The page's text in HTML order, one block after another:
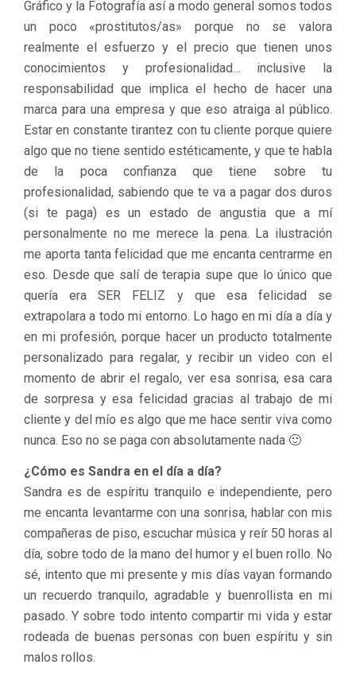
Gráfico y la Fotografía así a modo general somos todos
un poco «prostitutos/as» porque no se valora
realmente el esfuerzo y el precio que tienen unos
conocimientos y profesionalidad… inclusive la
responsabilidad que implica el hecho de hacer una
marca para una empresa y que eso atraiga al público.
Estar en constante tirantez con tu cliente porque quiere
algo que no tiene sentido estéticamente, y que te habla
de la poca confianza que tiene sobre tu
profesionalidad, sabiendo que te va a pagar dos duros
(si te paga) es un estado de angustia que a mí
personalmente no me merece la pena. La ilustración
me aporta tanta felicidad que me encanta centrarme en
eso. Desde que salí de terapia supe que lo único que
quería era SER FELIZ y que esa felicidad se
extrapolara a todo mi entorno. Lo hago en mi día a día y
en mi profesión, porque hacer un producto totalmente
personalizado para regalar, y recibir un video con el
momento de abrir el regalo, ver esa sonrisa, esa cara
de sorpresa y esa felicidad gracias al trabajo de mi
cliente y del mío es algo que me hace sentir viva como
nunca. Eso no se paga con absolutamente nada 🙂
¿Cómo es Sandra en el día a día?
Sandra es de espíritu tranquilo e independiente, pero
me encanta levantarme con una sonrisa, hablar con mis
compañeras de piso, escuchar música y reír 50 horas al
día, sobre todo de la mano del humor y el buen rollo. No
sé, intento que mi presente y mis días vayan formando
un recuerdo tranquilo, agradable y buenrollista en mi
pasado. Y sobre todo intento compartir mi vida y estar
rodeada de buenas personas con buen espíritu y sin
malos rollos.